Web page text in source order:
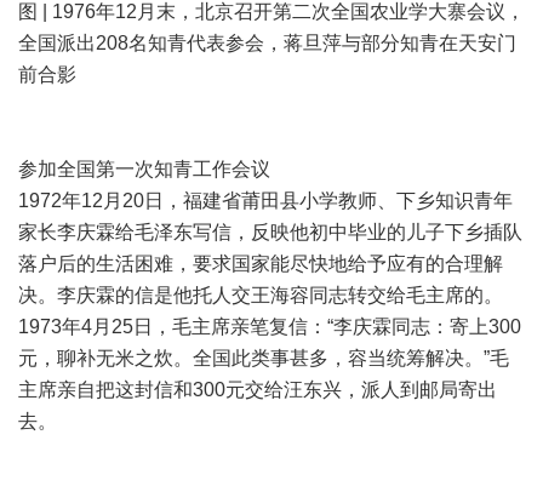
图 | 1976年12月末，北京召开第二次全国农业学大寨会议，
全国派出208名知青代表参会，蒋旦萍与部分知青在天安门
前合影
参加全国第一次知青工作会议
1972年12月20日，福建省莆田县小学教师、下乡知识青年
家长李庆霖给毛泽东写信，反映他初中毕业的儿子下乡插队
落户后的生活困难，要求国家能尽快地给予应有的合理解
决。李庆霖的信是他托人交王海容同志转交给毛主席的。
1973年4月25日，毛主席亲笔复信：“李庆霖同志：寄上300
元，聊补无米之炊。全国此类事甚多，容当统筹解决。”毛
主席亲自把这封信和300元交给汪东兴，派人到邮局寄出
去。